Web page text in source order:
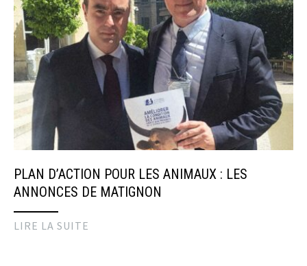
PLAN D’ACTION POUR LES ANIMAUX : LES
ANNONCES DE MATIGNON
LIRE LA SUITE